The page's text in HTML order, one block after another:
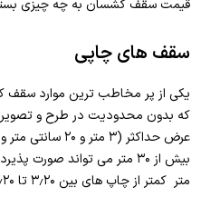
قیمت سقف کشسان به چه چیزی
سقف های چاپی
یکی از پر مخاطب ترین موارد
که بدون محدودیت در طرح و
متر کمتر از چاپ های بین ۳٫۲۰ تا ۵٫۲۰ است.